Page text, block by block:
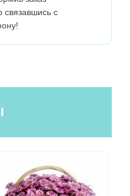
связавшись с